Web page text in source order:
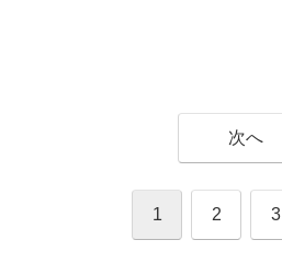
次へ
1 2 3